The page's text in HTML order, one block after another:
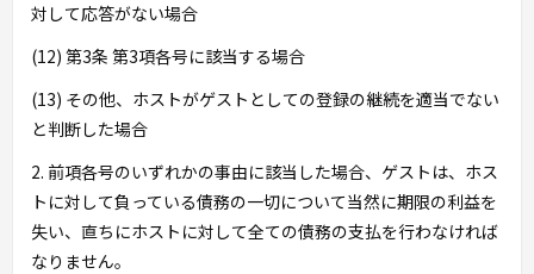
対して応答がない場合
(12) 第3条 第3項各号に該当する場合
(13) その他、ホストがゲストとしての登録の継続を適当でない
と判断した場合
2. 前項各号のいずれかの事由に該当した場合、ゲストは、ホス
トに対して負っている債務の一切について当然に期限の利益を
失い、直ちにホストに対して全ての債務の支払を行わなければ
なりません。